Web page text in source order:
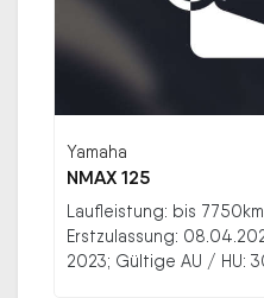
Yamaha
NMAX 125
Laufleistung: bis
Erstzulassung:
2023; Gültige AU / HU: